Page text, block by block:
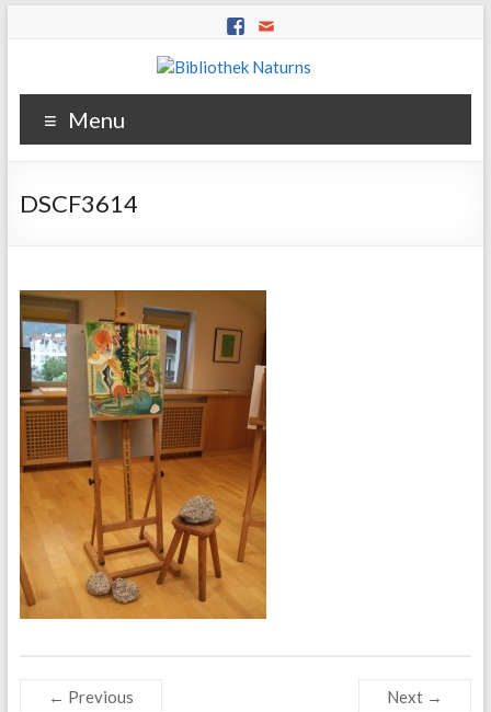
Menu
DSCF3614
← Previous Next →